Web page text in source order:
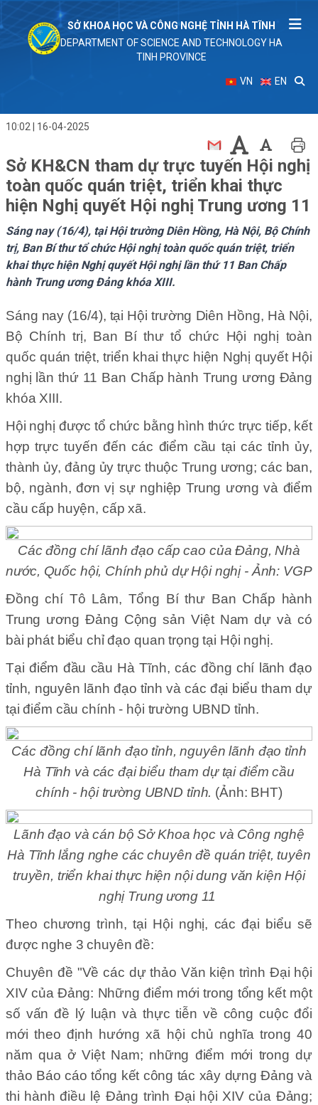
SỞ KHOA HỌC VÀ CÔNG NGHỆ TỈNH HÀ TĨNH
DEPARTMENT OF SCIENCE AND TECHNOLOGY HA
TINH PROVINCE
VN EN
10:02 | 16-04-2025
Sở KH&CN tham dự trực tuyến Hội nghị
toàn quốc quán triệt, triển khai thực
hiện Nghị quyết Hội nghị Trung ương 11
Sáng nay (16/4), tại Hội trường Diên Hồng, Hà Nội, Bộ Chính
trị, Ban Bí thư tổ chức Hội nghị toàn quốc quán triệt, triển
khai thực hiện Nghị quyết Hội nghị lần thứ 11 Ban Chấp
hành Trung ương Đảng khóa XIII.
Sáng nay (16/4), tại Hội trường Diên Hồng, Hà Nội,
Bộ Chính trị, Ban Bí thư tổ chức Hội nghị toàn
quốc quán triệt, triển khai thực hiện Nghị quyết Hội
nghị lần thứ 11 Ban Chấp hành Trung ương Đảng
khóa XIII.
Hội nghị được tổ chức bằng hình thức trực tiếp, kết
hợp trực tuyến đến các điểm cầu tại các tỉnh ủy,
thành ủy, đảng ủy trực thuộc Trung ương; các ban,
bộ, ngành, đơn vị sự nghiệp Trung ương và điểm
cầu cấp huyện, cấp xã.
Các đồng chí lãnh đạo cấp cao của Đảng, Nhà
nước, Quốc hội, Chính phủ dự Hội nghị - Ảnh: VGP
Đồng chí Tô Lâm, Tổng Bí thư Ban Chấp hành
Trung ương Đảng Cộng sản Việt Nam dự và có
bài phát biểu chỉ đạo quan trọng tại Hội nghị.
Tại điểm đầu cầu Hà Tĩnh, các đồng chí lãnh đạo
tỉnh, nguyên lãnh đạo tỉnh và các đại biểu tham dự
tại điểm cầu chính - hội trường UBND tỉnh.
Các đồng chí lãnh đạo tỉnh, nguyên lãnh đạo tỉnh
Hà Tĩnh và các đại biểu tham dự tại điểm cầu
chính - hội trường UBND tỉnh. (Ảnh: BHT)
Lãnh đạo và cán bộ Sở Khoa học và Công nghệ
Hà Tĩnh lắng nghe các chuyên đề quán triệt, tuyên
truyền, triển khai thực hiện nội dung văn kiện Hội
nghị Trung ương 11
Theo chương trình, tại Hội nghị, các đại biểu sẽ
được nghe 3 chuyên đề:
Chuyên đề "Về các dự thảo Văn kiện trình Đại hội
XIV của Đảng: Những điểm mới trong tổng kết một
số vấn đề lý luận và thực tiễn về công cuộc đổi
mới theo định hướng xã hội chủ nghĩa trong 40
năm qua ở Việt Nam; những điểm mới trong dự
thảo Báo cáo tổng kết công tác xây dựng Đảng và
thi hành điều lệ Đảng trình Đại hội XIV của Đảng;